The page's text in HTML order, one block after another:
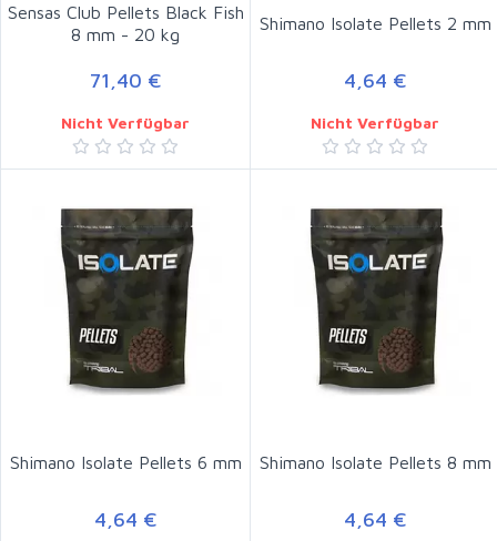
Sensas Club Pellets Black Fish
8 mm - 20 kg
71,40 €
Nicht Verfügbar
Shimano Isolate Pellets 2 mm
4,64 €
Nicht Verfügbar
Shimano Isolate Pellets 6 mm
4,64 €
Shimano Isolate Pellets 8 mm
4,64 €